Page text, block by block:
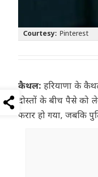
Courtesy: Pinterest
कैथल:हरियाणा के
दोस्तों के बीच पैसे को
फरार हो गया, जबकि